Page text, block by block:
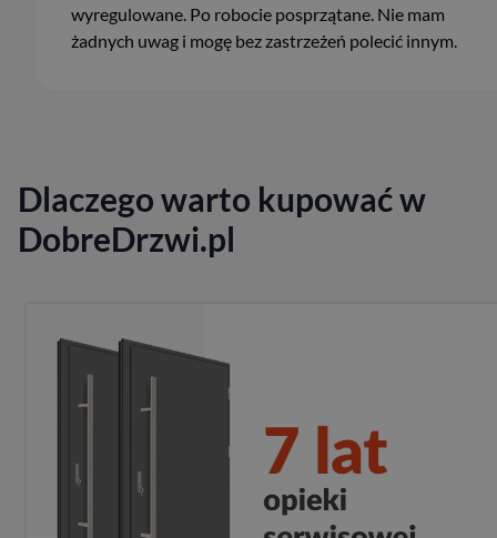
wyregulowane. Po robocie posprzątane. Nie mam
żadnych uwag i mogę bez zastrzeżeń polecić innym.
Dlaczego warto kupować w
DobreDrzwi.pl